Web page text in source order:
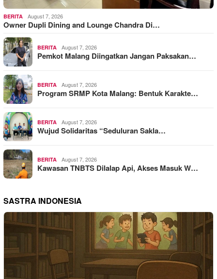
BERITA August 7, 2026
Owner Dupli Dining and Lounge Chandra Di…
BERITA August 7, 2026
Pemkot Malang Diingatkan Jangan Paksakan…
BERITA August 7, 2026
Program SRMP Kota Malang: Bentuk Karakte…
BERITA August 7, 2026
Wujud Solidaritas “Seduluran Sakla…
BERITA August 7, 2026
Kawasan TNBTS Dilalap Api, Akses Masuk W…
SASTRA INDONESIA